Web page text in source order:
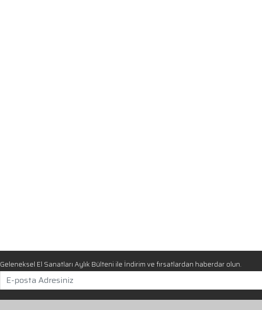
Geleneksel El Sanatları Aylık Bülteni ile İndirim ve fırsatlardan haberdar olun.